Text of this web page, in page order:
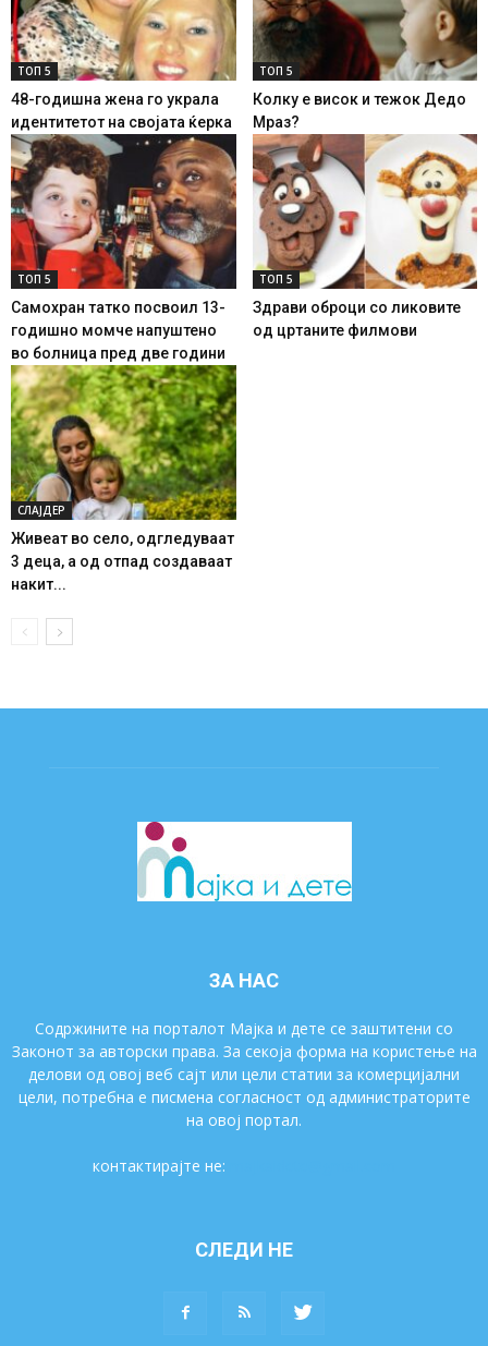
ТОП 5
48-годишна жена го украла
идентитетот на својата ќерка
ТОП 5
Колку е висок и тежок Дедо
Мраз?
ТОП 5
Самохран татко посвоил 13-
годишно момче напуштено
во болница пред две години
ТОП 5
Здрави оброци со ликовите
од цртаните филмови
СЛАЈДЕР
Живеат во село, одгледуваат
3 деца, а од отпад создаваат
накит...
ЗА НАС
Содржините на порталот Мајка и дете се заштитени со
Законот за авторски права. За секоја форма на користење на
делови од овој веб сајт или цели статии за комерцијални
цели, потребна е писмена согласност од администраторите
на овој портал.
контактирајте не:
СЛЕДИ НЕ